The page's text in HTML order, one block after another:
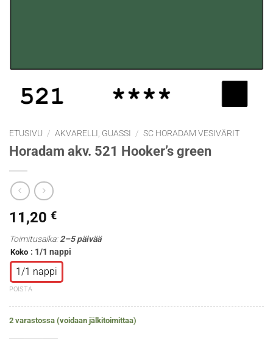
ETUSIVU / AKVARELLI, GUASSI / SC HORADAM VESIVÄRIT
Horadam akv. 521 Hooker’s green
11,20 €
Toimitusaika:2–5 päivää
Koko : 1/1 nappi
1/1 nappi
POISTA
2 varastossa (voidaan jälkitoimittaa)